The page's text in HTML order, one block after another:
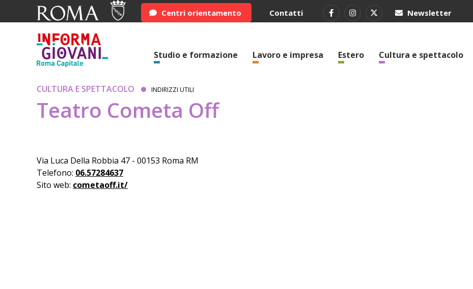
Centri orientamento Contatti Newsletter
Studio e formazione Lavoro e impresa Estero Cultura e spettacolo
CULTURA E SPETTACOLO INDIRIZZI UTILI
Teatro Cometa Off
Via Luca Della Robbia 47 - 00153 Roma RM
Telefono: 06.57284637
Sito web: cometaoff.it/